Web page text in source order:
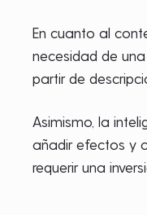
En cuanto al
necesidad de
partir de
Asimismo, la
añadir efectos y
requerir una